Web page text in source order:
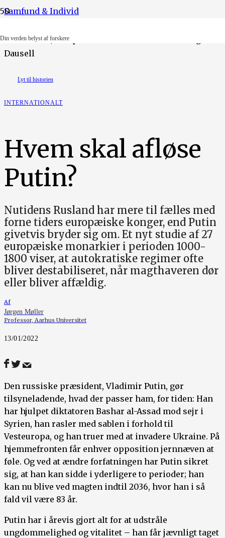
Din verden belyst af forskere
Samfund & Individ
Foto: Ritzau/Scanpix. Illustration: Ruth-Anne Degn
Dausell
Lyt til historien
INTERNATIONALT
Hvem skal afløse
Putin?
Nutidens Rusland har mere til fælles med
forne tiders europæiske konger, end Putin
givetvis bryder sig om. Et nyt studie af 27
europæiske monarkier i perioden 1000-
1800 viser, at autokratiske regimer ofte
bliver destabiliseret, når magthaveren dør
eller bliver affældig.
Af
Jørgen Møller
Professor, Aarhus Universitet
13/01/2022
Den russiske præsident, Vladimir Putin, gør
tilsyneladende, hvad der passer ham, for tiden: Han
har hjulpet diktatoren Bashar al-Assad mod sejr i
Syrien, han rasler med sablen i forhold til
Vesteuropa, og han truer med at invadere Ukraine. På
hjemmefronten får enhver opposition jernnæven at
føle. Og ved at ændre forfatningen har Putin sikret
sig, at han kan sidde i yderligere to perioder; han
kan nu blive ved magten indtil 2036, hvor han i så
fald vil være 83 år.
Putin har i årevis gjort alt for at udstråle
ungdommelighed og vitalitet – han får jævnligt taget